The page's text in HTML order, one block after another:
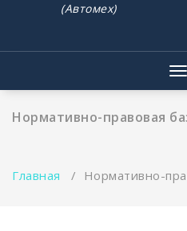
(Автомех)
Нормативно-правовая
Главная / Нормативно-